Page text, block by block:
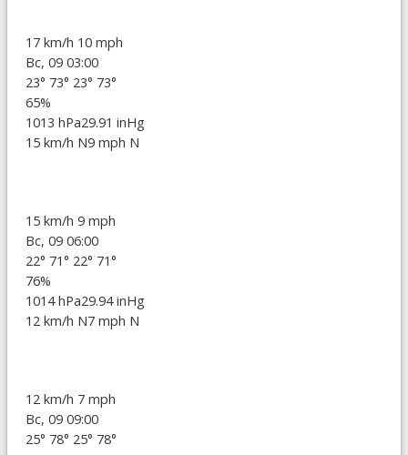
17 km/h 10 mph
Вс, 09 03:00
23° 73° 23° 73°
65%
1013 hPa29.91 inHg
15 km/h N9 mph N
15 km/h 9 mph
Вс, 09 06:00
22° 71° 22° 71°
76%
1014 hPa29.94 inHg
12 km/h N7 mph N
12 km/h 7 mph
Вс, 09 09:00
25° 78° 25° 78°